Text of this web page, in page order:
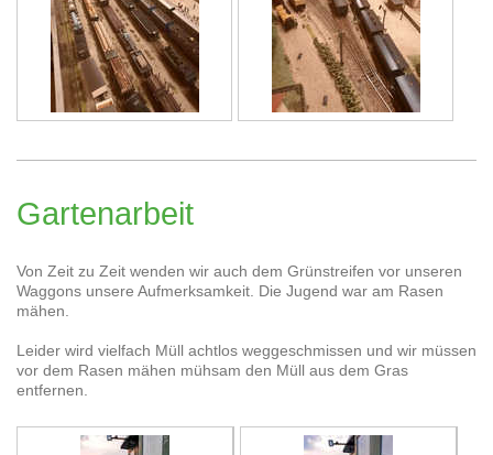
Gartenarbeit
Von Zeit zu Zeit wenden wir auch dem Grünstreifen vor unseren
Waggons unsere Aufmerksamkeit. Die Jugend war am Rasen
mähen.
Leider wird vielfach Müll achtlos weggeschmissen und wir müssen
vor dem Rasen mähen mühsam den Müll aus dem Gras
entfernen.